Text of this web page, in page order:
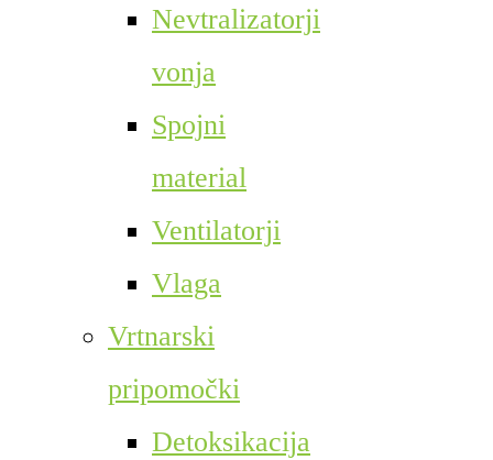
Nevtralizatorji
vonja
Spojni
material
Ventilatorji
Vlaga
Vrtnarski
pripomočki
Detoksikacija